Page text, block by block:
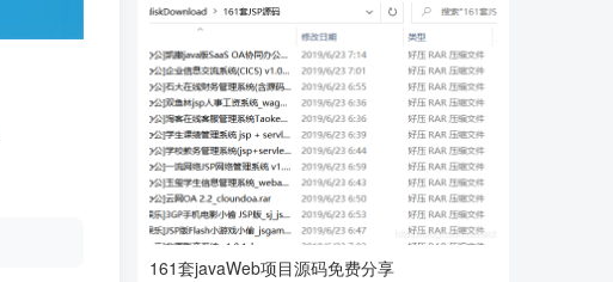
161套javaWeb项目源码免费分享